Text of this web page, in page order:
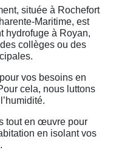
située à Rochefort
Maritime, est
hydrofuge à Royan,
collèges ou des
vos besoins en
cela, nous luttons
tout en œuvre pour
en isolant vos